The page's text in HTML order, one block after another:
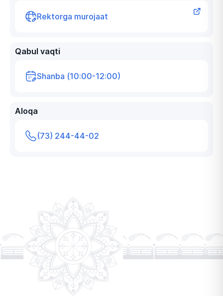
Rektorga murojaat
Qabul vaqti
Shanba (10:00-12:00)
Aloqa
(73) 244-44-02